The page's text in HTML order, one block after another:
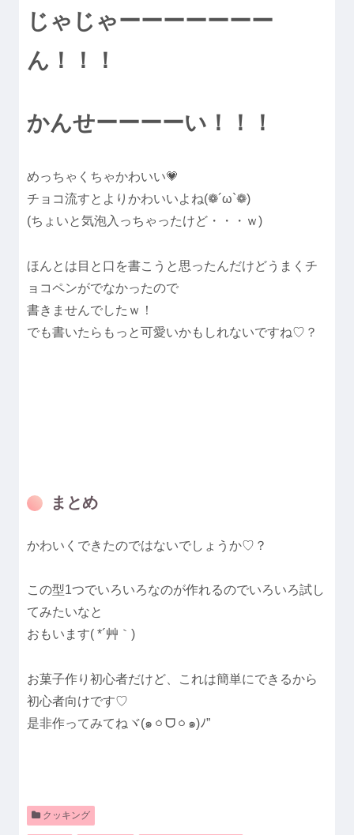
じゃじゃーーーーーーー
ん！！！
かんせーーーーい！！！
めっちゃくちゃかわいい💗
チョコ流すとよりかわいいよね(❁´ω`❁)
(ちょいと気泡入っちゃったけど・・・ｗ)
ほんとは目と口を書こうと思ったんだけどうまくチ
ョコペンがでなかったので
書きませんでしたｗ！
でも書いたらもっと可愛いかもしれないですね♡？
まとめ
かわいくできたのではないでしょうか♡？
この型1つでいろいろなのが作れるのでいろいろ試し
てみたいなと
おもいます( *´艸｀)
お菓子作り初心者だけど、これは簡単にできるから
初心者向けです♡
是非作ってみてねヾ(๑ㆁᗜㆁ๑)ﾉ”
クッキング